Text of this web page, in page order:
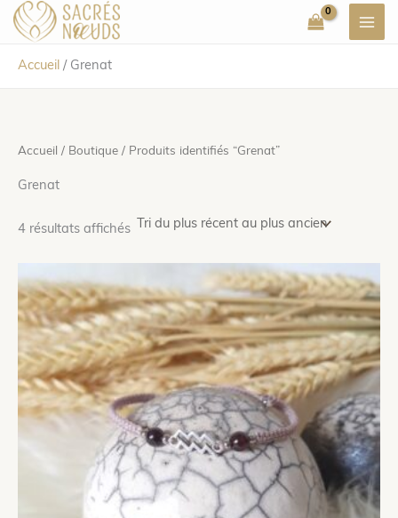
Aller
contenu
Accueil / Grenat
Accueil / Boutique / Produits identifiés “Grenat”
Grenat
4 résultats affichésTrié
récent
plus
ancien